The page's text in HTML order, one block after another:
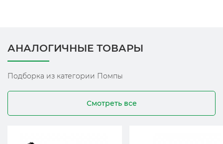
АНАЛОГИЧНЫЕ ТОВАРЫ
Подборка из категории Помпы
Смотреть все